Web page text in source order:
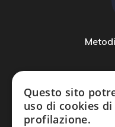
Questo sito
uso di cookies di
profilazione.